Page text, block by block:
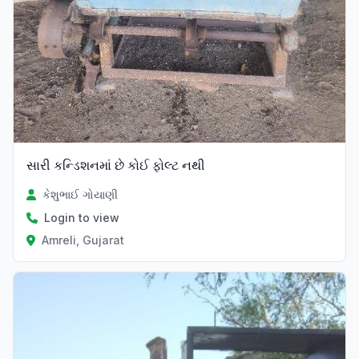
સારી કન્ડિશનમાં છે કોઈ ફોલ્ટ નથી
કેશુભાઈ ગોયાણી
Login to view
Amreli, Gujarat